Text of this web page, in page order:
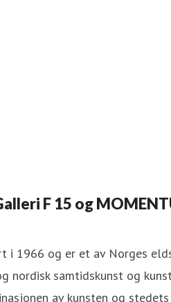
F 15 og
i 1966 og er et av Norges
nordisk samtidskunst og